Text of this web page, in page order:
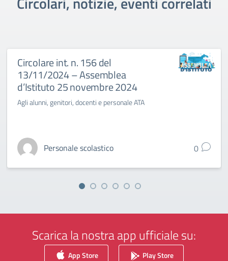
Circolare int. n. 156 del
13/11/2024 – Assemblea
d’Istituto 25 novembre 2024
Agli alunni, genitori, docenti e personale ATA
Personale scolastico 0
Scarica la nostra app ufficiale su:
App Store Play Store